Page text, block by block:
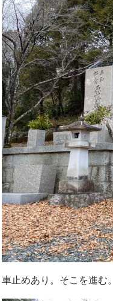
車止めあり。そこを進む。